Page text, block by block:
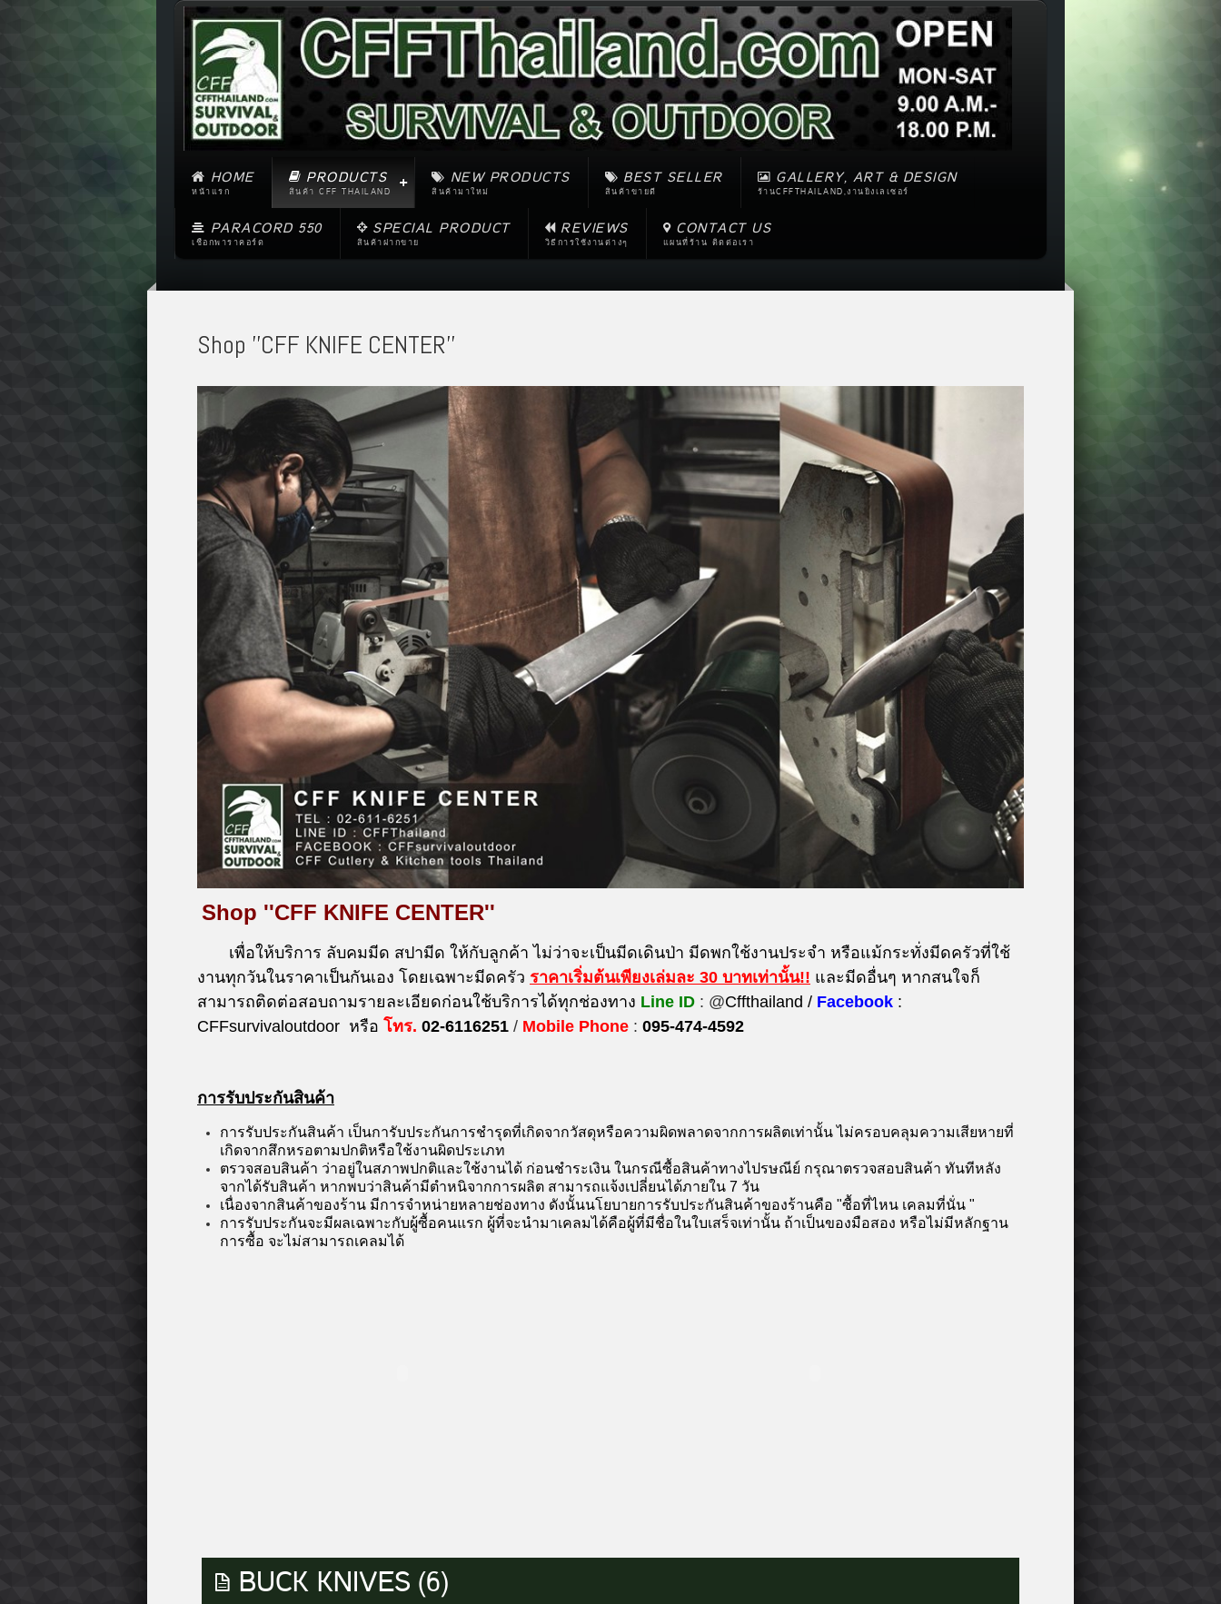
HOME
หน้าแรก
PRODUCTS
สินค้า CFF THAILAND
NEW PRODUCTS
สินค้ามาใหม่
BEST SELLER
สินค้าขายดี
GALLERY, ART & DESIGN
ร้านCFFTHAILAND,งานยิงเลเซอร์
PARACORD 550
เชือกพาราคอร์ด
SPECIAL PRODUCT
สินค้าฝากขาย
REVIEWS
วิธีการใช้งานต่างๆ
CONTACT US
แผนที่ร้าน ติดต่อเรา
Shop ''CFF KNIFE CENTER''
Shop ''CFF KNIFE CENTER''
เพื่อให้บริการ ลับคมมีด สปามีด ให้กับลูกค้า ไม่ว่าจะเป็นมีดเดินป่า มีดพกใช้งานประจำ หรือแม้กระทั่งมีดครัวที่ใช้
งานทุกวันในราคาเป็นกันเอง โดยเฉพาะมีดครัว ราคาเริ่มต้นเพียงเล่มละ 30 บาทเท่านั้น!! และมีดอื่นๆ หากสนใจก็
สามารถติดต่อสอบถามรายละเอียดก่อนใช้บริการได้ทุกช่องทาง Line ID : @Cffthailand / Facebook :
CFFsurvivaloutdoor หรือ โทร. 02-6116251 / Mobile Phone : 095-474-4592
การรับประกันสินค้า
การรับประกันสินค้า เป็นการับประกันการชำรุดที่เกิดจากวัสดุหรือความผิดพลาดจากการผลิตเท่านั้น ไม่ครอบคลุมความเสียหายที่
เกิดจากสึกหรอตามปกติหรือใช้งานผิดประเภท
ตรวจสอบสินค้า ว่าอยู่ในสภาพปกติและใช้งานได้ ก่อนชำระเงิน ในกรณีซื้อสินค้าทางไปรษณีย์ กรุณาตรวจสอบสินค้า ทันทีหลัง
จากได้รับสินค้า หากพบว่าสินค้ามีตำหนิจากการผลิต สามารถแจ้งเปลี่ยนได้ภายใน 7 วัน
เนื่องจากสินค้าของร้าน มีการจำหน่ายหลายช่องทาง ดังนั้นนโยบายการรับประกันสินค้าของร้านคือ "ซื้อที่ไหน เคลมที่นั่น "
การรับประกันจะมีผลเฉพาะกับผู้ซื้อคนแรก ผู้ที่จะนำมาเคลมได้คือผู้ที่มีชื่อในใบเสร็จเท่านั้น ถ้าเป็นของมือสอง หรือไม่มีหลักฐาน
การซื้อ จะไม่สามารถเคลมได้
BUCK KNIVES (6)